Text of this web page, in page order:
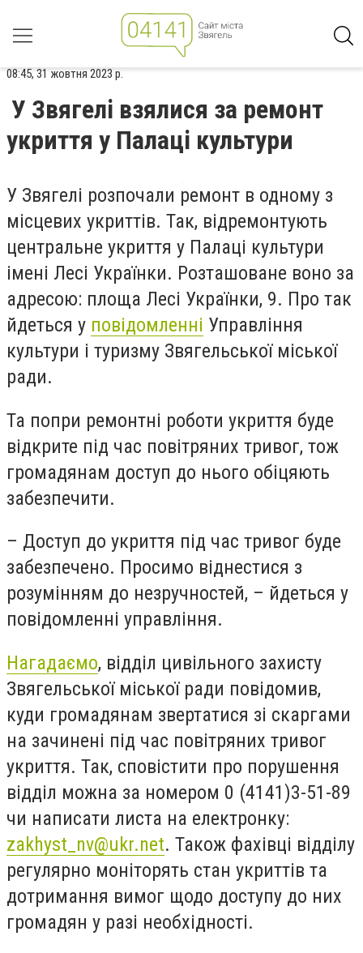
08:45, 31 жовтня 2023 р.
У Звягелі взялися за ремонт
укриття у Палаці культури
У Звягелі розпочали ремонт в одному з
місцевих укриттів. Так, відремонтують
центральне укриття у Палаці культури
імені Лесі Українки. Розташоване воно за
адресою: площа Лесі Українки, 9. Про так
йдеться у повідомленні Управління
культури і туризму Звягельської міської
ради.
Та попри ремонтні роботи укриття буде
відкрите під час повітряних тривог, тож
громадянам доступ до нього обіцяють
забезпечити.
– Доступ до укриття під час тривог буде
забезпечено. Просимо віднестися з
розумінням до незручностей, – йдеться у
повідомленні управління.
Нагадаємо, відділ цивільного захисту
Звягельської міської ради повідомив,
куди громадянам звертатися зі скаргами
на зачинені під час повітряних тривог
укриття. Так, сповістити про порушення
відділ можна за номером 0 (4141)3-51-89
чи написати листа на електронку:
zakhyst_nv@ukr.net. Також фахівці відділу
регулярно моніторять стан укриттів та
дотримання вимог щодо доступу до них
громадян у разі необхідності.